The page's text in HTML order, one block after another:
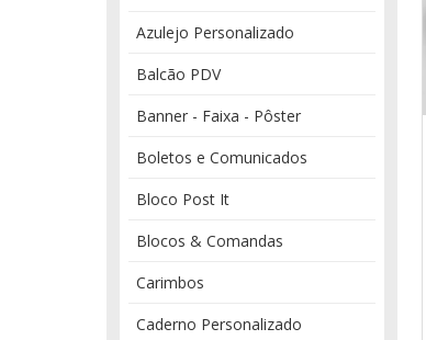
Azulejo Personalizado
Balcão PDV
Banner - Faixa - Pôster
Boletos e Comunicados
Bloco Post It
Blocos & Comandas
Carimbos
Caderno Personalizado